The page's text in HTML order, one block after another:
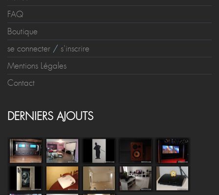
FAQ
Boutique
se connecter / s'inscrire
Mentions Légales
Contact
DERNIERS AJOUTS